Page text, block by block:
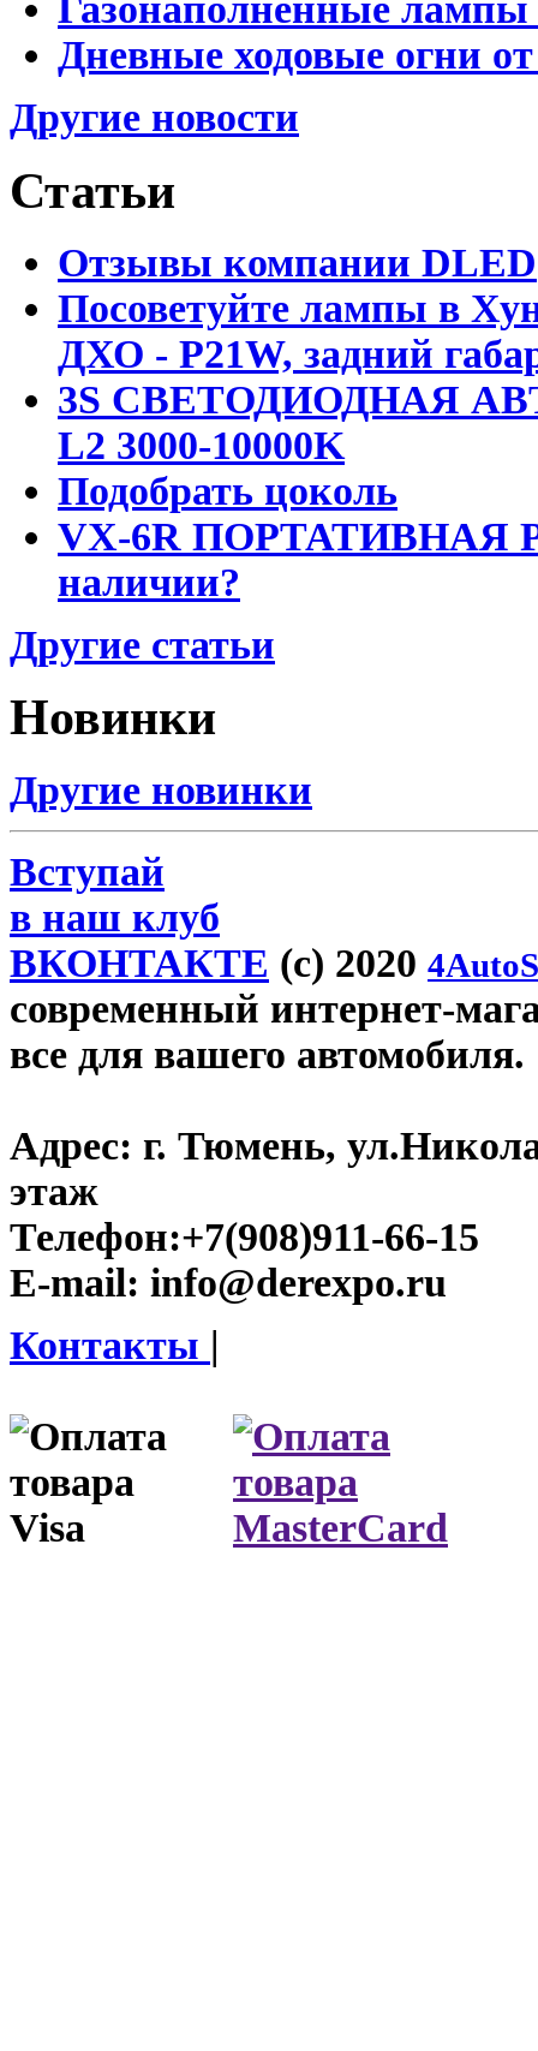
Газонаполненные
Дневные ходовые огни
Другие новости
Статьи
Отзывы компании DLED
Посоветуйте лампы в
ДХО - P21W, задний
3S СВЕТОДИОДНАЯ
L2 3000-10000K
Подобрать цоколь
VX-6R ПОРТАТИВНАЯ
наличии?
Другие статьи
Новинки
Другие новинки
Вступай
в наш клуб
ВКОНТАКТЕ (c) 2020
современный интернет-
все для вашего автомобиля.
Адрес: г. Тюмень,
этаж
Телефон:+7(908)911-66-15
E-mail: info@derexpo.ru
Контакты |